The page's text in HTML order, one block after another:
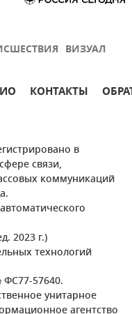
ВИЗУАЛ
КОНТАКТЫ
в
связи,
коммуникаций
2023 г.)
технологий
ФС77-57640.
унитарное